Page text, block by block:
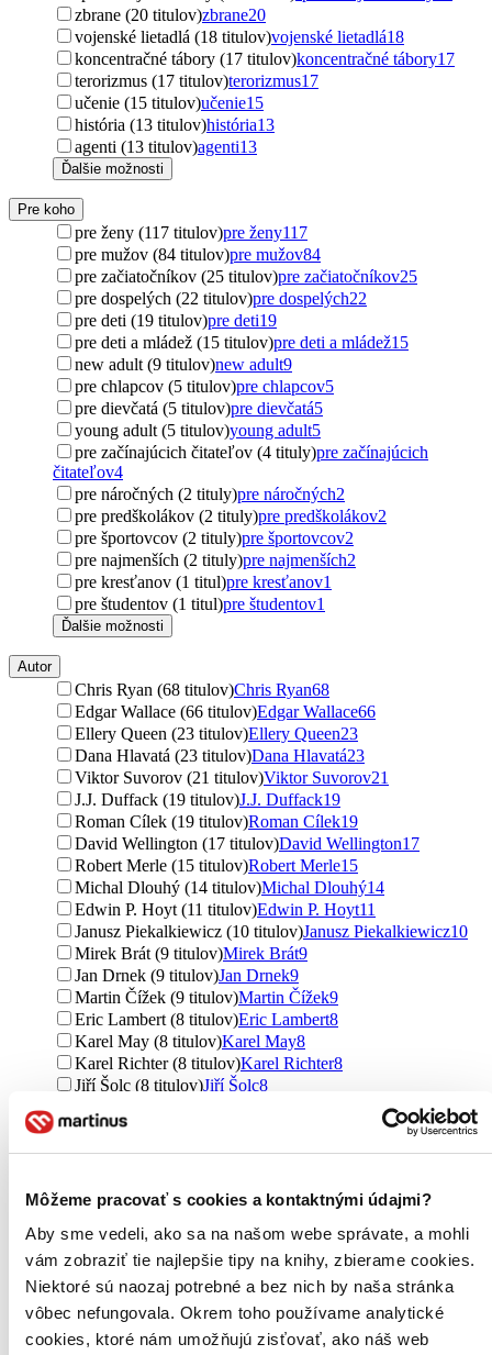
Môžeme pracovať s cookies a kontaktnými údajmi?
Aby sme vedeli, ako sa na našom webe správate, a mohli
vám zobraziť tie najlepšie tipy na knihy, zbierame cookies.
Niektoré sú naozaj potrebné a bez nich by naša stránka
vôbec nefungovala. Okrem toho používame analytické
cookies, ktoré nám umožňujú zisťovať, ako náš web
zbrane (20 titulov)zbrane20
vojenské lietadlá (18 titulov)vojenské lietadlá18
koncentračné tábory (17 titulov)koncentračné tábory17
terorizmus (17 titulov)terorizmus17
učenie (15 titulov)učenie15
história (13 titulov)história13
agenti (13 titulov)agenti13
Ďalšie možnosti
Pre koho
pre ženy (117 titulov)pre ženy117
pre mužov (84 titulov)pre mužov84
pre začiatočníkov (25 titulov)pre začiatočníkov25
pre dospelých (22 titulov)pre dospelých22
pre deti (19 titulov)pre deti19
pre deti a mládež (15 titulov)pre deti a mládež15
new adult (9 titulov)new adult9
pre chlapcov (5 titulov)pre chlapcov5
pre dievčatá (5 titulov)pre dievčatá5
young adult (5 titulov)young adult5
pre začínajúcich čitateľov (4 tituly)pre začínajúcich
čitateľov4
pre náročných (2 tituly)pre náročných2
pre predškolákov (2 tituly)pre predškolákov2
pre športovcov (2 tituly)pre športovcov2
pre najmenších (2 tituly)pre najmenších2
pre kresťanov (1 titul)pre kresťanov1
pre študentov (1 titul)pre študentov1
Ďalšie možnosti
Autor
Chris Ryan (68 titulov)Chris Ryan68
Edgar Wallace (66 titulov)Edgar Wallace66
Ellery Queen (23 titulov)Ellery Queen23
Dana Hlavatá (23 titulov)Dana Hlavatá23
Viktor Suvorov (21 titulov)Viktor Suvorov21
J.J. Duffack (19 titulov)J.J. Duffack19
Roman Cílek (19 titulov)Roman Cílek19
David Wellington (17 titulov)David Wellington17
Robert Merle (15 titulov)Robert Merle15
Michal Dlouhý (14 titulov)Michal Dlouhý14
Edwin P. Hoyt (11 titulov)Edwin P. Hoyt11
Janusz Piekalkiewicz (10 titulov)Janusz Piekalkiewicz10
Mirek Brát (9 titulov)Mirek Brát9
Jan Drnek (9 titulov)Jan Drnek9
Martin Čížek (9 titulov)Martin Čížek9
Eric Lambert (8 titulov)Eric Lambert8
Karel May (8 titulov)Karel May8
Karel Richter (8 titulov)Karel Richter8
Jiří Šolc (8 titulov)Jiří Šolc8
8
Karel Patočka (8 titulov)
Martin Nekola (7 titulov)Martin Nekola7
Mária Blšáková (7 titulov)Mária Blšáková 7
Pavel Landa (6 titulov) Pavel Landa6
Andrzej Perepeczko (6 titulov)Andrzej Perepeczko6
David Miller (6 titulov)David Miller 6
Jiří Brož (6 titulov)
Jiří Brož
Ďalšie možnosti